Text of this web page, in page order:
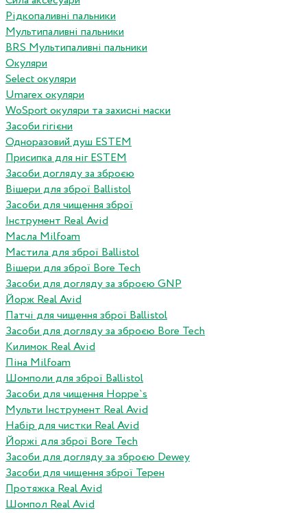
Рідкопаливні пальники
Мультипаливні пальники
BRS Мультипаливні пальники
Окуляри
Select окуляри
Umarex окуляри
WoSport окуляри та захисні маски
Засоби гігієни
Одноразовий душ ESTEM
Присипка для ніг ESTEM
Засоби догляду за зброєю
Вішери для зброї Ballistol
Засоби для чищення зброї
Інструмент Real Avid
Масла Milfoam
Мастила для зброї Ballistol
Вішери для зброї Bore Tech
Засоби для догляду за зброєю GNP
Йорж Real Avid
Патчі для чищення зброї Ballistol
Засоби для догляду за зброєю Bore Tech
Килимок Real Avid
Піна Milfoam
Шомполи для зброї Ballistol
Засоби для чищення Hoppe`s
Мульти Інструмент Real Avid
Набір для чистки Real Avid
Йоржі для зброї Bore Tech
Засоби для догляду за зброєю Dewey
Засоби для чищення зброї Терен
Протяжка Real Avid
Шомпол Real Avid